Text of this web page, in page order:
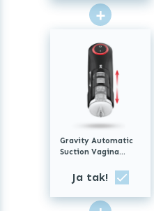
– for ubesværet nydelse, når
Produktspecifikationer:
Materiale: ABS + TPE
+
Gravity Automatic
Suction Vagina
Ja tak!